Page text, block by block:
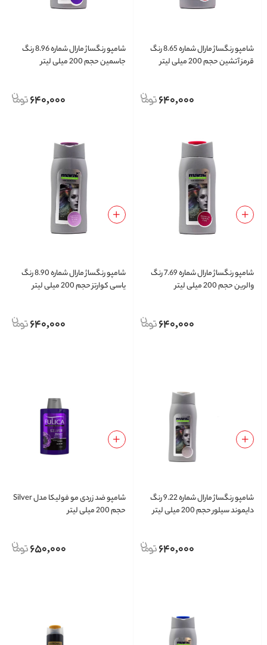
شامپو رنگساژ مارال شماره 8.65 رنگ
قرمز آتشین حجم 200 میلی لیتر
640,000
شامپو رنگساژ مارال شماره 8.96 رنگ
جاسمین حجم 200 میلی لیتر
640,000
شامپو رنگساژ مارال شماره 7.69 رنگ
والرین حجم 200 میلی لیتر
640,000
شامپو رنگساژ مارال شماره 8.90 رنگ
یاسی کوارتز حجم 200 میلی لیتر
640,000
شامپو رنگساژ مارال شماره 9.22 رنگ
دایموند سیلور حجم 200 میلی لیتر
640,000
شامپو ضد زردی مو فولیکا مدل Silver
حجم 200 میلی لیتر
650,000